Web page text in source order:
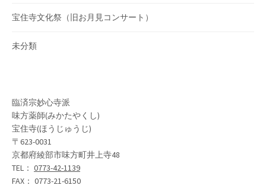
宝住寺文化祭（旧お月見コンサート）
未分類
臨済宗妙心寺派
味方薬師(みかたやくし)
宝住寺(ほうじゅうじ)
〒623-0031
京都府綾部市味方町井上寺48
TEL： 0773-42-1139
FAX： 0773-21-6150